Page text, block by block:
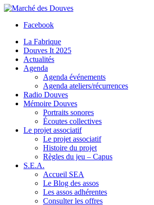
Facebook
La Fabrique
Douves It 2025
Actualités
Agenda
Agenda événements
Agenda ateliers/récurrences
Radio Douves
Mémoire Douves
Portraits sonores
Écoutes collectives
Le projet associatif
Le projet associatif
Histoire du projet
Règles du jeu – Capus
S.E.A.
Accueil SEA
Le Blog des assos
Les assos adhérentes
Consulter les offres